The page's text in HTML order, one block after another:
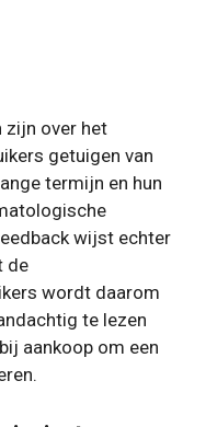
zijn over het
getuigen van
termijn en hun
wijst echter
de
wordt daarom
te lezen
aankoop om een